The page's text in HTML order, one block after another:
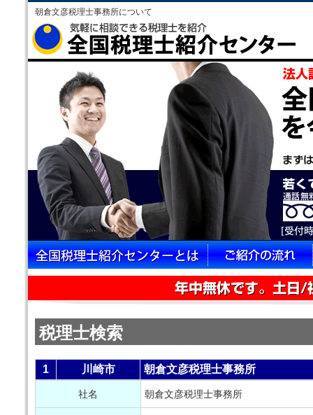
朝倉文彦税理士事務所について
税理士検索
1 川崎市 朝倉文彦税理士事務所
社名 朝倉文彦税理士事務所